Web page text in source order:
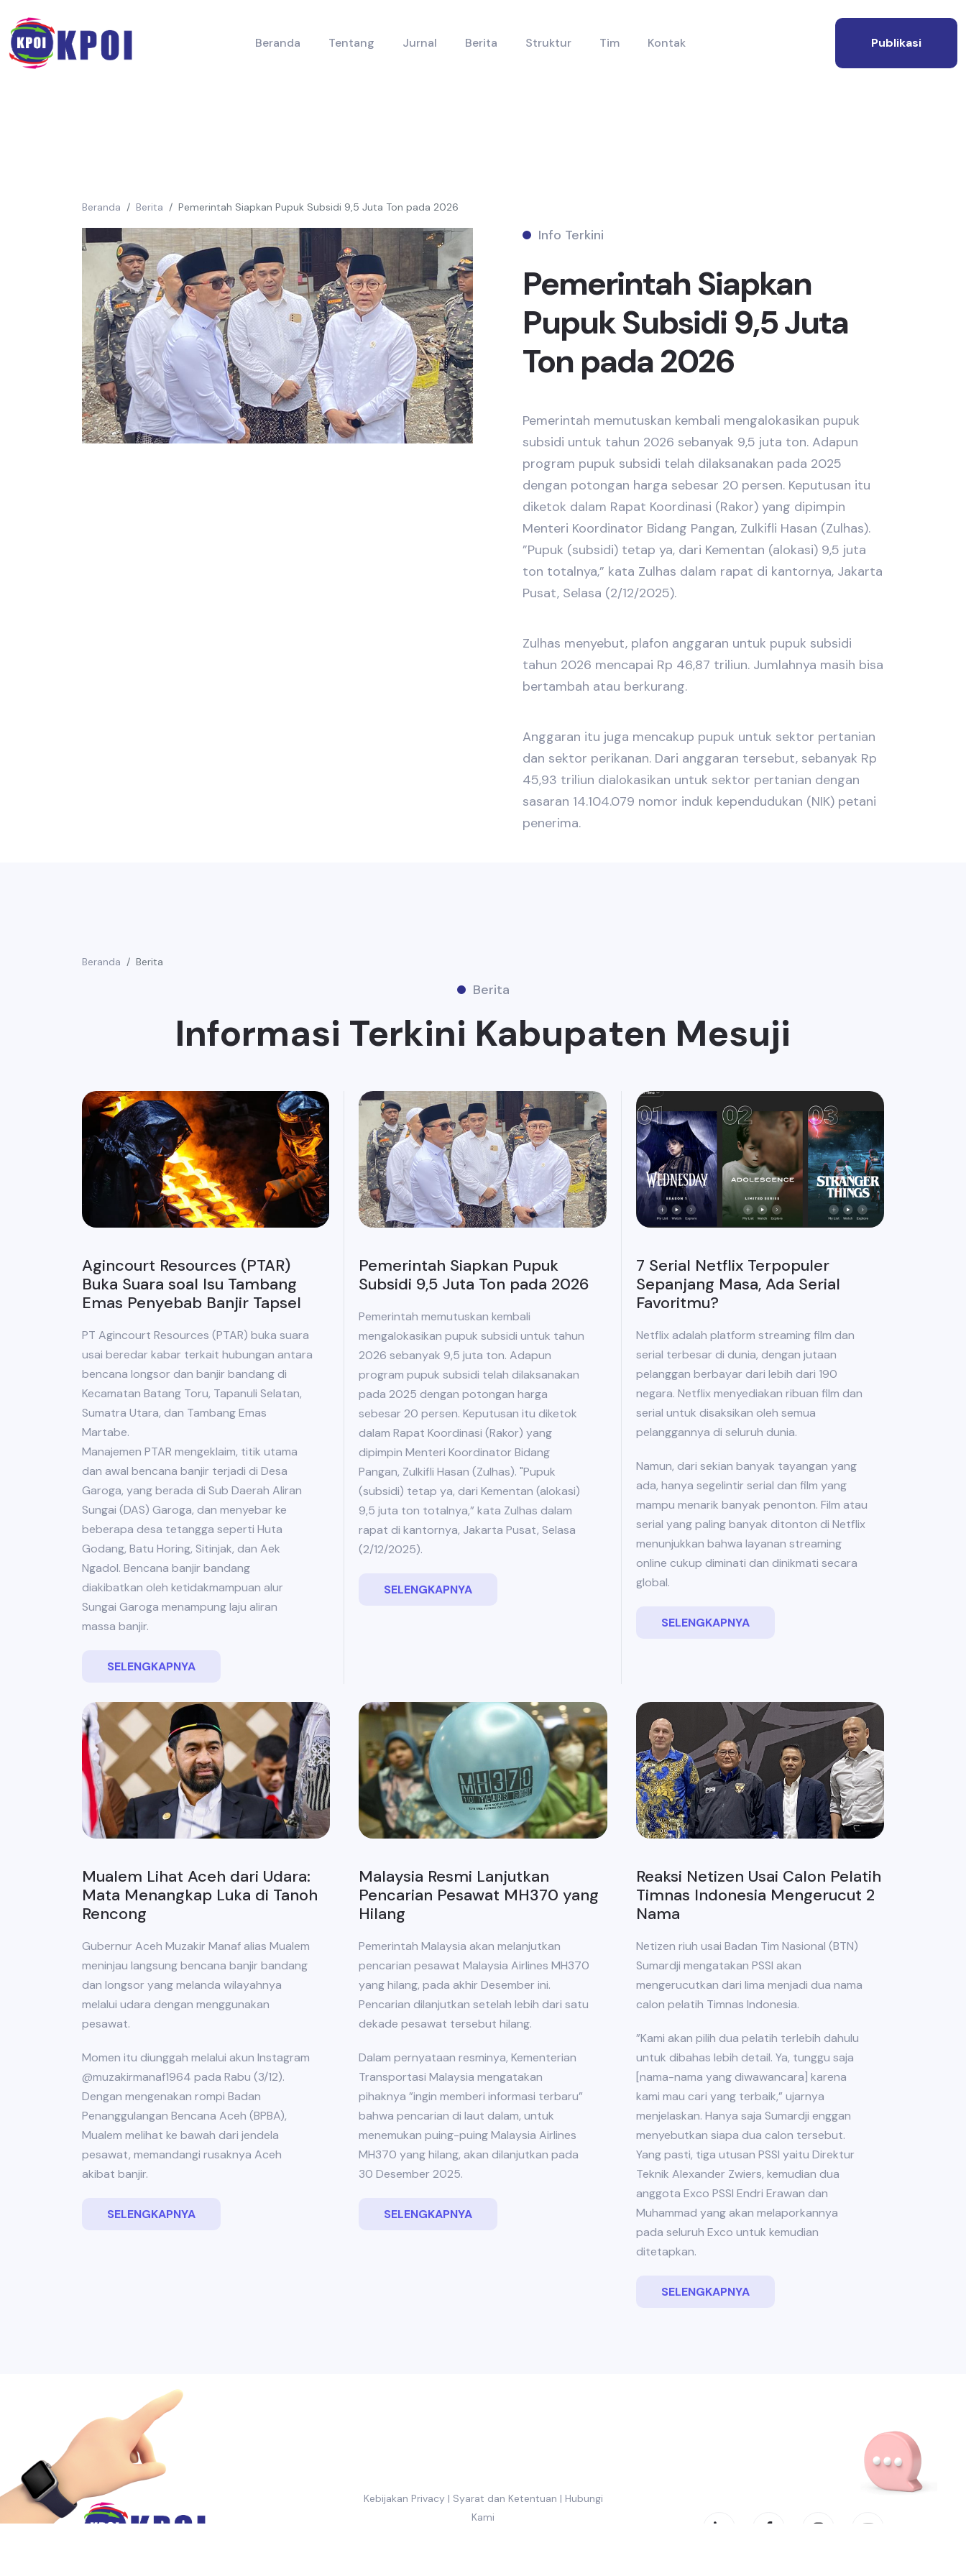
Beranda Tentang Jurnal Berita Struktur Tim Kontak Publikasi
Beranda Berita Pemerintah Siapkan Pupuk Subsidi 9,5 Juta Ton pada 2026
Info Terkini
Pemerintah Siapkan
Pupuk Subsidi 9,5 Juta
Ton pada 2026
Pemerintah memutuskan kembali mengalokasikan pupuk
subsidi untuk tahun 2026 sebanyak 9,5 juta ton. Adapun
program pupuk subsidi telah dilaksanakan pada 2025
dengan potongan harga sebesar 20 persen. Keputusan itu
diketok dalam Rapat Koordinasi (Rakor) yang dipimpin
Menteri Koordinator Bidang Pangan, Zulkifli Hasan (Zulhas).
”Pupuk (subsidi) tetap ya, dari Kementan (alokasi) 9,5 juta
ton totalnya,” kata Zulhas dalam rapat di kantornya, Jakarta
Pusat, Selasa (2/12/2025).
Zulhas menyebut, plafon anggaran untuk pupuk subsidi
tahun 2026 mencapai Rp 46,87 triliun. Jumlahnya masih bisa
bertambah atau berkurang.
Anggaran itu juga mencakup pupuk untuk sektor pertanian
dan sektor perikanan. Dari anggaran tersebut, sebanyak Rp
45,93 triliun dialokasikan untuk sektor pertanian dengan
sasaran 14.104.079 nomor induk kependudukan (NIK) petani
penerima.
Beranda Berita
Berita
Informasi Terkini Kabupaten Mesuji
Agincourt Resources (PTAR)
Buka Suara soal Isu Tambang
Emas Penyebab Banjir Tapsel
PT Agincourt Resources (PTAR) buka suara
usai beredar kabar terkait hubungan antara
bencana longsor dan banjir bandang di
Kecamatan Batang Toru, Tapanuli Selatan,
Sumatra Utara, dan Tambang Emas
Martabe.
Manajemen PTAR mengeklaim, titik utama
dan awal bencana banjir terjadi di Desa
Garoga, yang berada di Sub Daerah Aliran
Sungai (DAS) Garoga, dan menyebar ke
beberapa desa tetangga seperti Huta
Godang, Batu Horing, Sitinjak, dan Aek
Ngadol. Bencana banjir bandang
diakibatkan oleh ketidakmampuan alur
Sungai Garoga menampung laju aliran
massa banjir.
SELENGKAPNYA
Pemerintah Siapkan Pupuk
Subsidi 9,5 Juta Ton pada 2026
Pemerintah memutuskan kembali
mengalokasikan pupuk subsidi untuk tahun
2026 sebanyak 9,5 juta ton. Adapun
program pupuk subsidi telah dilaksanakan
pada 2025 dengan potongan harga
sebesar 20 persen. Keputusan itu diketok
dalam Rapat Koordinasi (Rakor) yang
dipimpin Menteri Koordinator Bidang
Pangan, Zulkifli Hasan (Zulhas). "Pupuk
(subsidi) tetap ya, dari Kementan (alokasi)
9,5 juta ton totalnya,” kata Zulhas dalam
rapat di kantornya, Jakarta Pusat, Selasa
(2/12/2025).
SELENGKAPNYA
7 Serial Netflix Terpopuler
Sepanjang Masa, Ada Serial
Favoritmu?
Netflix adalah platform streaming film dan
serial terbesar di dunia, dengan jutaan
pelanggan berbayar dari lebih dari 190
negara. Netflix menyediakan ribuan film dan
serial untuk disaksikan oleh semua
pelanggannya di seluruh dunia.
Namun, dari sekian banyak tayangan yang
ada, hanya segelintir serial dan film yang
mampu menarik banyak penonton. Film atau
serial yang paling banyak ditonton di Netflix
menunjukkan bahwa layanan streaming
online cukup diminati dan dinikmati secara
global.
SELENGKAPNYA
Mualem Lihat Aceh dari Udara:
Mata Menangkap Luka di Tanoh
Rencong
Gubernur Aceh Muzakir Manaf alias Mualem
meninjau langsung bencana banjir bandang
dan longsor yang melanda wilayahnya
melalui udara dengan menggunakan
pesawat.
Momen itu diunggah melalui akun Instagram
@muzakirmanaf1964 pada Rabu (3/12).
Dengan mengenakan rompi Badan
Penanggulangan Bencana Aceh (BPBA),
Mualem melihat ke bawah dari jendela
pesawat, memandangi rusaknya Aceh
akibat banjir.
SELENGKAPNYA
Malaysia Resmi Lanjutkan
Pencarian Pesawat MH370 yang
Hilang
Pemerintah Malaysia akan melanjutkan
pencarian pesawat Malaysia Airlines MH370
yang hilang, pada akhir Desember ini.
Pencarian dilanjutkan setelah lebih dari satu
dekade pesawat tersebut hilang.
Dalam pernyataan resminya, Kementerian
Transportasi Malaysia mengatakan
pihaknya ”ingin memberi informasi terbaru”
bahwa pencarian di laut dalam, untuk
menemukan puing-puing Malaysia Airlines
MH370 yang hilang, akan dilanjutkan pada
30 Desember 2025.
SELENGKAPNYA
Reaksi Netizen Usai Calon Pelatih
Timnas Indonesia Mengerucut 2
Nama
Netizen riuh usai Badan Tim Nasional (BTN)
Sumardji mengatakan PSSI akan
mengerucutkan dari lima menjadi dua nama
calon pelatih Timnas Indonesia.
”Kami akan pilih dua pelatih terlebih dahulu
untuk dibahas lebih detail. Ya, tunggu saja
[nama-nama yang diwawancara] karena
kami mau cari yang terbaik,” ujarnya
menjelaskan. Hanya saja Sumardji enggan
menyebutkan siapa dua calon tersebut.
Yang pasti, tiga utusan PSSI yaitu Direktur
Teknik Alexander Zwiers, kemudian dua
anggota Exco PSSI Endri Erawan dan
Muhammad yang akan melaporkannya
pada seluruh Exco untuk kemudian
ditetapkan.
SELENGKAPNYA
Kebijakan Privacy| Syarat dan Ketentuan | Hubungi
Kami